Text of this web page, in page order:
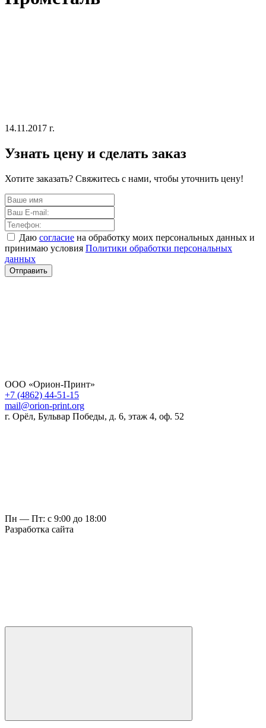
14.11.2017 г.
Узнать цену и сделать заказ
Хотите заказать? Свяжитесь с нами, чтобы уточнить цену!
Даю согласие на обработку моих персональных данных и
принимаю условия Политики обработки персональных
данных
Отправить
ООО «Орион-Принт»
+7 (4862) 44-51-15
mail@orion-print.org
г. Орёл, Бульвар Победы, д. 6, этаж 4, оф. 52
Пн — Пт: с 9:00 до 18:00
Разработка сайта